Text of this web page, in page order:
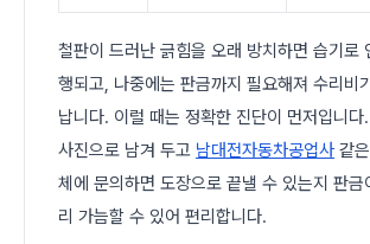
철판이 드러난 긁힘을 오래 방치하면 습기로
행되고, 나중에는 판금까지 필요해져 수리비
납니다. 이럴 때는 정확한 진단이 먼저입니다
사진으로 남겨 두고 남대전자동차공업사 같
체에 문의하면 도장으로 끝낼 수 있는지 판금
리 가늠할 수 있어 편리합니다.